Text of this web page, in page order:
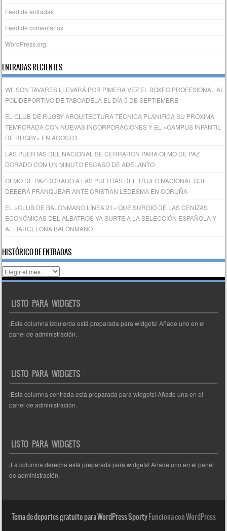
Feed de entradas
Feed de comentarios
WordPress.org
ENTRADAS RECIENTES
WILSON TAVARES LLEVARÁ POR PIMERA VEZ EL BOXEO PROFESIONAL AL
POLIDEPORTIVO DE TABOADELA EL DÍA 5 DE SEPTIEMBRE
EL CLUB DE RUGBY ARQUITECTURA TÉCNICA PLANIFICA SU PRÓXIMA
TEMPORADA CON NUEVAS INCORPORACIONES Y EL «CAMPUS INFANTIL
DE RUGBY» EN AGOSTO
LAS PUERTAS DEL NACIONAL SE CERRARON PARA OLMO DE PAZ
DORADO CON UN MINUTO ESCASO DE ADELANTO
OLMO DE PAZ DORADO A LAS PUERTAS DEL TÍTULO NACIONAL QUE
DEBERÁ FRANQUEAR ANTE CRISTIAN LEDESMA EN CORUÑA
EL «CLUB DE BALONMANO LÍNEA 21» QUE SURGIÓ DE LAS CENIZAS
ECONÓMICAS DEL ALBATROS YA SURTE A LA SELECCIÓN ESPAÑOLA Y
AL BARCELONA BALONMANO
HISTÓRICO DE ENTRADAS
Histórico
de
LISTO PARA WIDGETS
¡Esta columna izquierda está preparada para widgets! Añade uno en el
panel de administración.
LISTO PARA WIDGETS
¡Esta columna centrada está preparada para widgets! Añade una en el
panel de administración.
LISTO PARA WIDGETS
¡La columna derecha está preparada para widgets! Añade uno en el panel
de administración.
Tema de deportes gratuito para WordPress SportyFunciona con WordPress